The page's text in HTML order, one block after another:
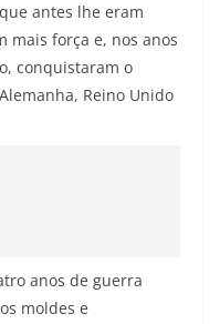
antes lhe eram
mais força e, nos anos
conquistaram o
Reino Unido
anos de guerra
moldes e